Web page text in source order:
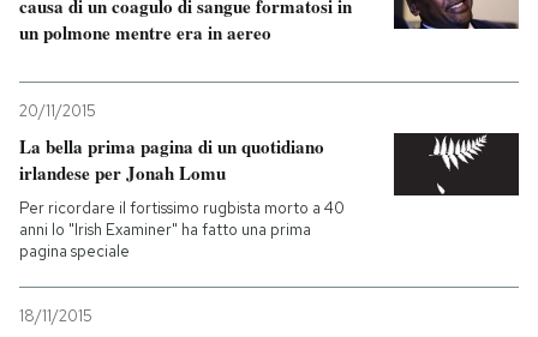
Sport
Mondiali calcio 2026
PODCAST
causa di un coagulo di sangue formatosi in
un polmone mentre era in aereo
20/11/2015
La bella prima pagina di un quotidiano
irlandese per Jonah Lomu
Per ricordare il fortissimo rugbista morto a 40
anni lo "Irish Examiner" ha fatto una prima
pagina speciale
18/11/2015